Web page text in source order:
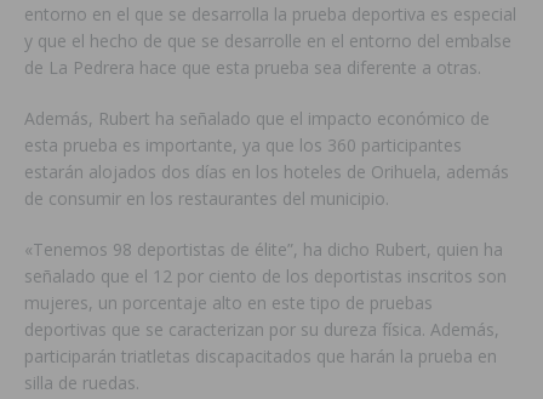
entorno en el que se desarrolla la prueba deportiva es especial
y que el hecho de que se desarrolle en el entorno del embalse
de La Pedrera hace que esta prueba sea diferente a otras.
Además, Rubert ha señalado que el impacto económico de
esta prueba es importante, ya que los 360 participantes
estarán alojados dos días en los hoteles de Orihuela, además
de consumir en los restaurantes del municipio.
«Tenemos 98 deportistas de élite”, ha dicho Rubert, quien ha
señalado que el 12 por ciento de los deportistas inscritos son
mujeres, un porcentaje alto en este tipo de pruebas
deportivas que se caracterizan por su dureza física. Además,
participarán triatletas discapacitados que harán la prueba en
silla de ruedas.